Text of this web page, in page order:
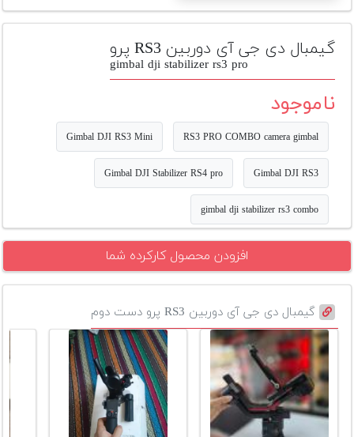
تجهیزات
مکث
پلاس
افزودن
محصول
دست
لیست
قیمت
دوربین
گیمبال دی جی آی دوربین RS3 پرو
gimbal dji stabilizer rs3 pro
ناموجود
RS3 PRO COMBO camera gimbal
Gimbal DJI RS3 Mini
Gimbal DJI RS3
Gimbal DJI Stabilizer RS4 pro
gimbal dji stabilizer rs3 combo
افزودن محصول کارکرده شما
گیمبال دی جی آی دوربین RS3 پرو دست دوم